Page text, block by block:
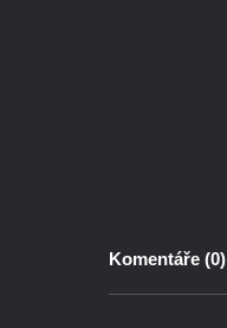
Komentáře (0)